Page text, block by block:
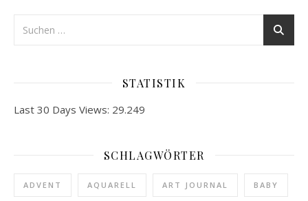
STATISTIK
Last 30 Days Views: 29.249
SCHLAGWÖRTER
ADVENT AQUARELL ART JOURNAL BABY